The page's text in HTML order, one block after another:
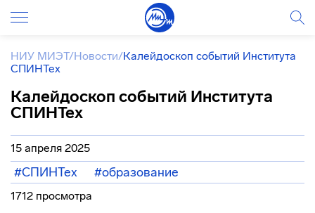
НИУ МИЭТ/Новости/Калейдоскоп событий Института
СПИНТех
Калейдоскоп событий Института
СПИНТех
15 апреля 2025
#СПИНТех #образование
1712 просмотра